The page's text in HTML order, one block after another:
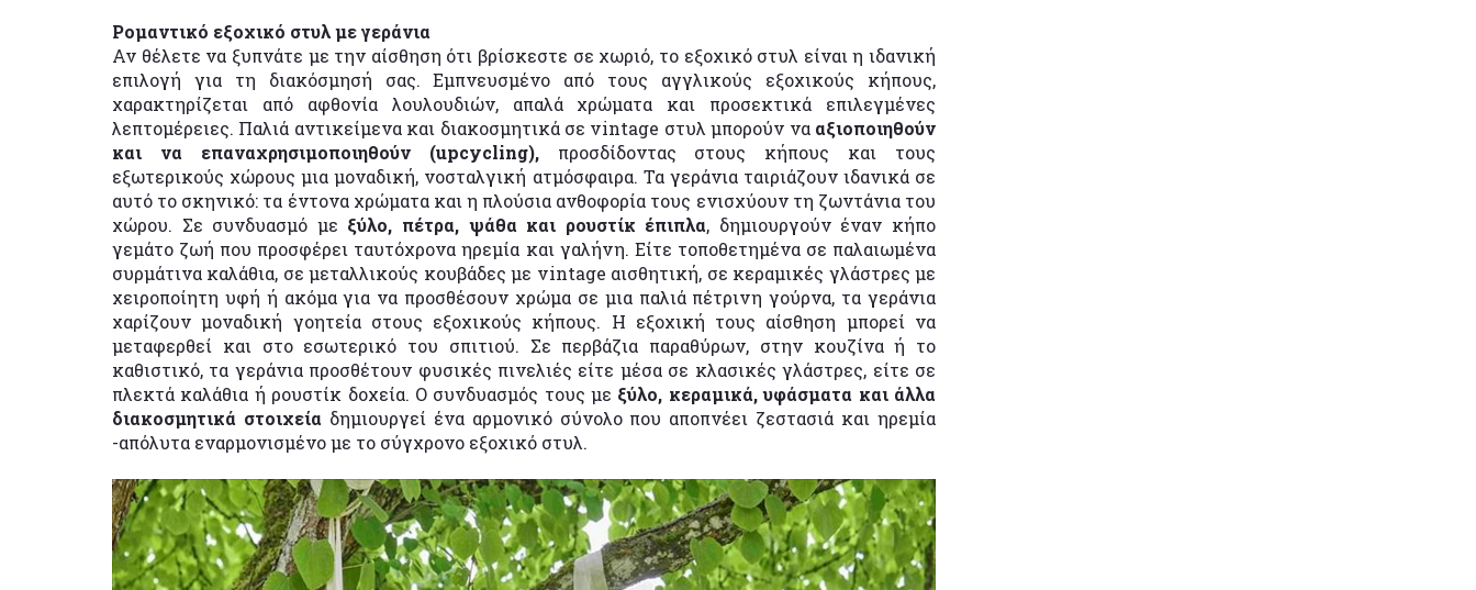
Ρομαντικό εξοχικό στυλ με γεράνια
Αν θέλετε να ξυπνάτε με την αίσθηση ότι βρίσκεστε σε χωριό, το εξοχικό στυλ είναι η ιδανική
επιλογή για τη διακόσμησή σας. Εμπνευσμένο από τους αγγλικούς εξοχικούς κήπους,
χαρακτηρίζεται από αφθονία λουλουδιών, απαλά χρώματα και προσεκτικά επιλεγμένες
λεπτομέρειες. Παλιά αντικείμενα και διακοσμητικά σε vintage στυλ μπορούν να αξιοποιηθούν
και να επαναχρησιμοποιηθούν (upcycling),προσδίδοντας στους κήπους και τους
εξωτερικούς χώρους μια μοναδική, νοσταλγική ατμόσφαιρα. Τα γεράνια ταιριάζουν ιδανικά σε
αυτό το σκηνικό: τα έντονα χρώματα και η πλούσια ανθοφορία τους ενισχύουν τη ζωντάνια του
χώρου. Σε συνδυασμό με ξύλο, πέτρα, ψάθα και ρουστίκ έπιπλα, δημιουργούν έναν κήπο
γεμάτο ζωή που προσφέρει ταυτόχρονα ηρεμία και γαλήνη. Είτε τοποθετημένα σε παλαιωμένα
συρμάτινα καλάθια, σε μεταλλικούς κουβάδες με vintage αισθητική, σε κεραμικές γλάστρες με
χειροποίητη υφή ή ακόμα για να προσθέσουν χρώμα σε μια παλιά πέτρινη γούρνα, τα γεράνια
χαρίζουν μοναδική γοητεία στους εξοχικούς κήπους. Η εξοχική τους αίσθηση μπορεί να
μεταφερθεί και στο εσωτερικό του σπιτιού. Σε περβάζια παραθύρων, στην κουζίνα ή το
καθιστικό, τα γεράνια προσθέτουν φυσικές πινελιές είτε μέσα σε κλασικές γλάστρες, είτε σε
πλεκτά καλάθια ή ρουστίκ δοχεία. Ο συνδυασμός τους με ξύλο, κεραμικά, υφάσματα και άλλα
διακοσμητικά στοιχεία δημιουργεί ένα αρμονικό σύνολο που αποπνέει ζεστασιά και ηρεμία
-απόλυτα εναρμονισμένο με το σύγχρονο εξοχικό στυλ.